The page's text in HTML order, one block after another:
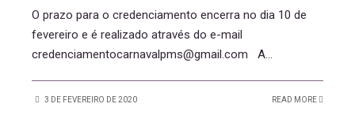
O prazo para o credenciamento encerra no dia 10 de
fevereiro e é realizado através do e-mail
credenciamentocarnavalpms@gmail.com A...
3 DE FEVEREIRO DE 2020 READ MORE